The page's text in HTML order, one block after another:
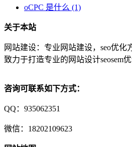
oCPC 是什么 (1)
关于本站
网站建设：专业网站建设，seo优化
致力于打造专业的网站设计seosem
咨询可联系如下方式：
QQ：935062351
微信：18202109623